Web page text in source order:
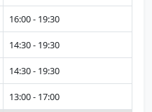
16:00 - 19:30
14:30 - 19:30
14:30 - 19:30
13:00 - 17:00